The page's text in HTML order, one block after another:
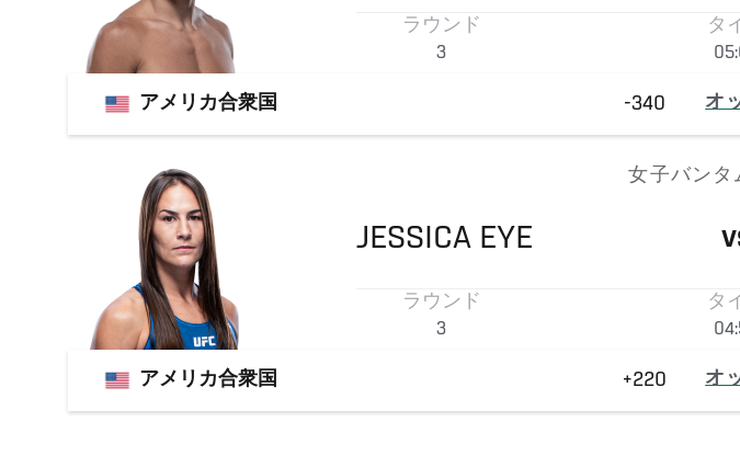
ラウンド
3
タ
アメリカ合衆国 -340 オ
女子バンタ
JESSICA EYE
ラウンド
3
タ
アメリカ合衆国 +220 オ